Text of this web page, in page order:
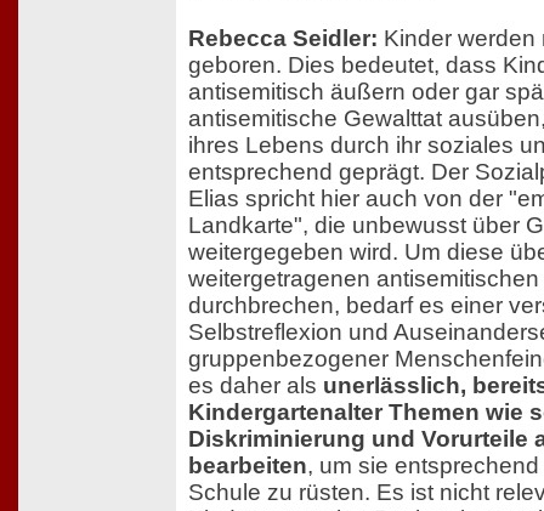
Rebecca Seidler: Kinder werden
geboren. Dies bedeutet, dass
antisemitisch äußern oder gar
antisemitische Gewalttat
ihres Lebens durch ihr soziales
entsprechend geprägt. Der
Elias spricht hier auch von der
Landkarte", die unbewusst über
weitergegeben wird. Um diese
weitergetragenen
durchbrechen, bedarf es einer
Selbstreflexion und
gruppenbezogener
es daher als unerlässlich,
Kindergartenalter Themen wie
Diskriminierung und Vorurteile
bearbeiten, um sie
Schule zu rüsten. Es ist nicht